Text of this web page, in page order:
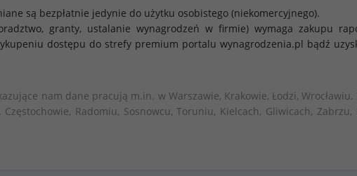
są bezpłatnie jedynie do użytku osobistego (niekomercyjnego).
granty, ustalanie wynagrodzeń w firmie) wymaga zakupu
dostępu do strefy premium portalu wynagrodzenia.pl bądź
nam dane pracują m.in. w Warszawie, Krakowie, Łodzi, Wrocławiu,
Radomiu, Sosnowcu, Toruniu, Kielcach, Gliwicach,